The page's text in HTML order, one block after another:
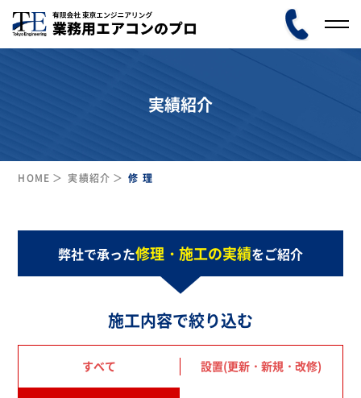
実績紹介
HOME 実績紹介 修 理
弊社で承った修理・施工の実績をご紹介
施工内容で絞り込む
すべて 設置(更新・新規・改修)